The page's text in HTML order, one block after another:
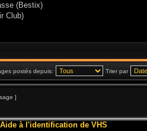
(Bestix)
Club)
postés depuis: Trier par
]
Aide à l'identification de VHS